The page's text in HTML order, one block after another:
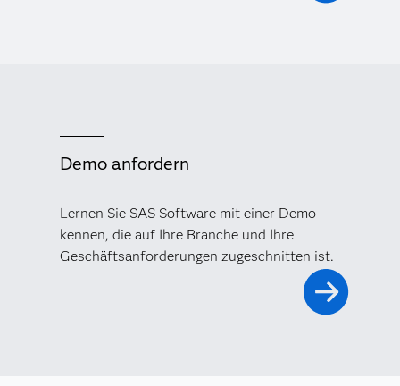
Demo anfordern
Lernen Sie SAS Software mit einer Demo
kennen, die auf Ihre Branche und Ihre
Geschäftsanforderungen zugeschnitten ist.